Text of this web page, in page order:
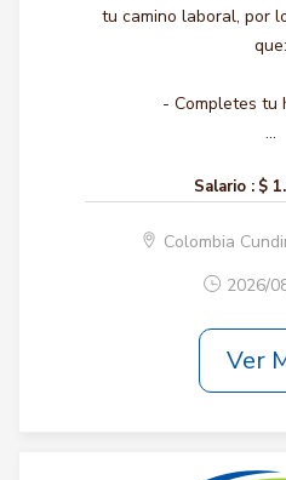
tu camino laboral, por
que:
- Completes tu
...
Salario : $
Colombia
2026/
Ver